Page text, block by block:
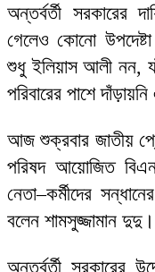
অন্তর্বর্তী সরকারের
গেলেও কোনো
শুধু ইলিয়াস আলী নন,
পরিবারের পাশে
আজ শুক্রবার জাতীয়
পরিষদ আয়োজিত
নেতা–কর্মীদের
বলেন শামসুজ্জামান দুদু।
অন্তর্বর্তী সরকারের